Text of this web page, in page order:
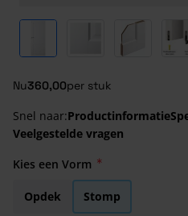
View larger image
View larger image
View
Nu360,00per stuk
Snel naar:Productinformatie
Veelgestelde vragen
Kies een Vorm
Opdek
Stomp